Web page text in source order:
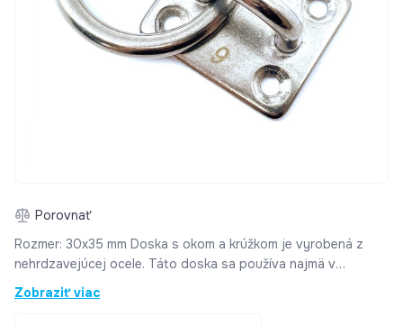
Porovnať
Rozmer: 30x35 mm Doska s okom a krúžkom je vyrobená z
nehrdzavejúcej ocele. Táto doska sa používa najmä v
chemických laboratóriách, v plaveckých bazénoch v
prítomnosti chlóru alebo morskej vody. Možno ju uchytiť 4
Zobraziť viac